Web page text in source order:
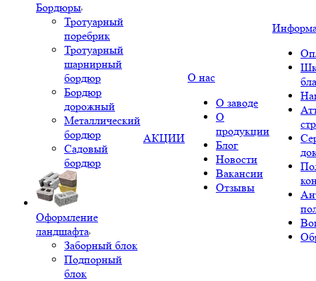
Бордюры
Тротуарный
поребрик
Тротуарный
шарнирный
бордюр
Бордюр
дорожный
Металлический
бордюр
Садовый
бордюр
Оформление
ландшафта
Заборный блок
Подпорный
блок
АКЦИИ
О нас
О заводе
О
продукции
Блог
Новости
Вакансии
Отзывы